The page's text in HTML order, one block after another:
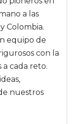
a las
Colombia.
equipo de
con la
cada reto.
nuestros